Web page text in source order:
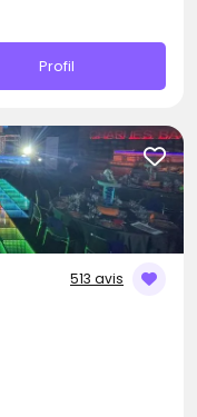
Profil
513 avis